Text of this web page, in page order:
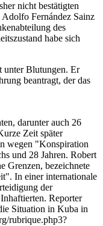
nicht bestätigten
Fernández Sainz
des
habe sich
unter Blutungen. Er
beantragt, der das
darunter auch 26
Zeit später
wegen "Konspiration
und 28 Jahren. Robert
Grenzen, bezeichnete
In einer internationale
der
Reporter
Situation in Kuba in
rubrique.php3?